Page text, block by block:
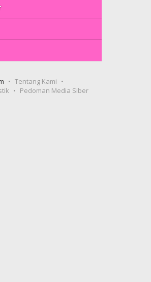
Tentang Kami
Pedoman Media Siber